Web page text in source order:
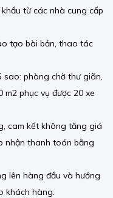
từ các nhà cung cấp
tạo bài bản, thao tác
phòng chờ thư giãn,
phục vụ được 20 xe
cam kết không tăng giá
nhận thanh toán bằng
lên hàng đầu và hướng
khách hàng.